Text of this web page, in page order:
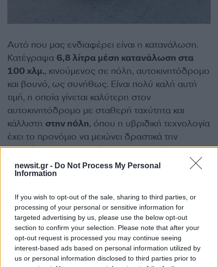
newsit.gr - Do Not Process My Personal
Information
If you wish to opt-out of the sale, sharing to third parties, or
processing of your personal or sensitive information for
targeted advertising by us, please use the below opt-out
section to confirm your selection. Please note that after your
opt-out request is processed you may continue seeing
interest-based ads based on personal information utilized by
us or personal information disclosed to third parties prior to
Αυτό που μας ενδιαφέρει είναι η κατανάλωση.
Κατέγραψα 6,8 λίτρα μέση κατανάλωση στα
100 χλμ., κινούμενος σε πόλη, αυτοκινητόδρομο
και βουνό, ως συνήθως. Είναι πολύ καλή αυτή
τιμή, η οποία γίνεται καλύτερη στον
αυτοκινητόδρομο με σταθερή ταχύτητα και
κάλλιστη στην πόλη, όπου η υβριδική τεχνολογία
έχει το προνόμιο να μειώνει δραστικά την
κατανάλωση σε βαθμό που να μπορείς να
οδηγείς περίπου στο50% του χρόνου σχεδόν
ηλεκτρικά, δηλαδή χωρίς να καταναλώνεις
Η λειτουργία του μοτέρ είναι πολιτισμένη και οι
θόρυβοι ελάχιστοι, ενώ έχεις και τη δυνατότητα
από τοDrive Modeνα επιλέξεις ανάμεσα σε τρία
προγράμματα οδήγησης:Normal, Eco, Sport, με